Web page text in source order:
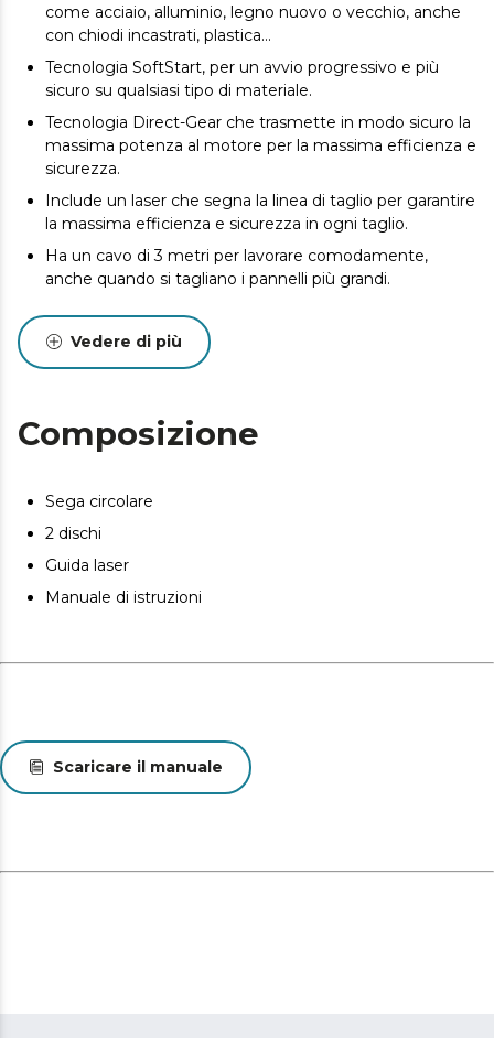
come acciaio, alluminio, legno nuovo o vecchio, anche
con chiodi incastrati, plastica...
Tecnologia SoftStart, per un avvio progressivo e più
sicuro su qualsiasi tipo di materiale.
Tecnologia Direct-Gear che trasmette in modo sicuro la
massima potenza al motore per la massima efficienza e
sicurezza.
Include un laser che segna la linea di taglio per garantire
la massima efficienza e sicurezza in ogni taglio.
Ha un cavo di 3 metri per lavorare comodamente,
anche quando si tagliano i pannelli più grandi.
Include anche un disco da taglio con diametro di 185
mm e 24 denti, perfetto per ottenere risultati perfetti in
modo semplice sul legno.
ideale per adattarsi a diversi lavori.
l'utensile a un aspirapolvere e lavorare in un ambiente
più pulito.
Risultati professionali grazie alla guida parallela che
facilita i tagli diritti e paralleli, per risultati impeccabili.
Vedere di più
Composizione
Sega circolare
2 dischi
Guida laser
Manuale di istruzioni
Scaricare il manuale